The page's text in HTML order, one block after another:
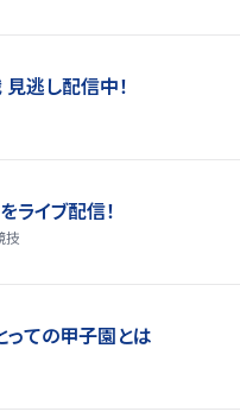
逃し配信中！
ライブ配信！
技
っての甲子園とは